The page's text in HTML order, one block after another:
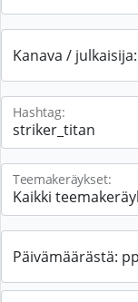
Kanava / julkaisija:
Hashtag:
Teemakeräykset:
Päivämäärästä: